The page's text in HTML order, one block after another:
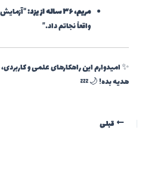
مریم، ۳۶ ساله از یزد:
واقعاً نجاتم داد.”
✨ امیدوارم این راهکارهای علمی و
هدیه بده! 🌙💤
قبلی